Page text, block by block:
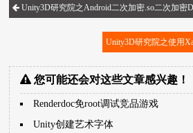
Unity3D研究院之Android二次加密.so二次加密
Unity3D研究院之使用
您可能还会对这些文章感兴趣！
Renderdoc免root调试竞品游戏
Unity创建艺术字体